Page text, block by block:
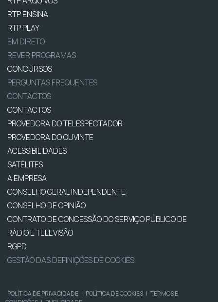
RTP ENSINA
RTP PLAY
EM DIRETO
REVER PROGRAMAS
CONCURSOS
PERGUNTAS FREQUENTES
CONTACTOS
CONTACTOS
PROVEDORA DO TELESPECTADOR
PROVEDORA DO OUVINTE
ACESSIBILIDADES
SATÉLITES
A EMPRESA
CONSELHO GERAL INDEPENDENTE
CONSELHO DE OPINIÃO
CONTRATO DE CONCESSÃO DO SERVIÇO PÚBLICO DE
RÁDIO E TELEVISÃO
RGPD
GESTÃO DAS DEFINIÇÕES DE COOKIES
POLÍTICA DE PRIVACIDADE | POLÍTICA DE COOKIES | TERMOS E